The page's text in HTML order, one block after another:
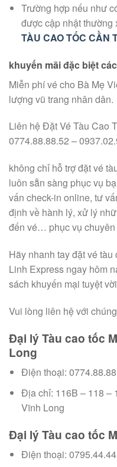
Trường hợp nếu như
được cập nhật thường
TÀU CAO TỐC CẦN
khuyến mãiđặc biệtcác
Miễn phí vé cho Bà Mẹ
lượng vũ trang nhân dân.
Liên hệĐặt Vé Tàu Cao
0774.88.88.52 –
không chỉ hỗ trợđặt vé
luôn sẵn sàng phục vụ
vấn check-in online, tư
định về hành lý, xử lý
đến vé… phục vụ
Hãy nhanh tay đặt vé
Linh Express ngay hôm
sách khuyến mại tuyệt
Vui lòng liên hệvới
Đại lý Tàu cao tốc
Long
Điện thoại:
Địa chỉ: 116B – 118 –
Vĩnh Long
Đại lý Tàu cao tốc
Điện thoại: